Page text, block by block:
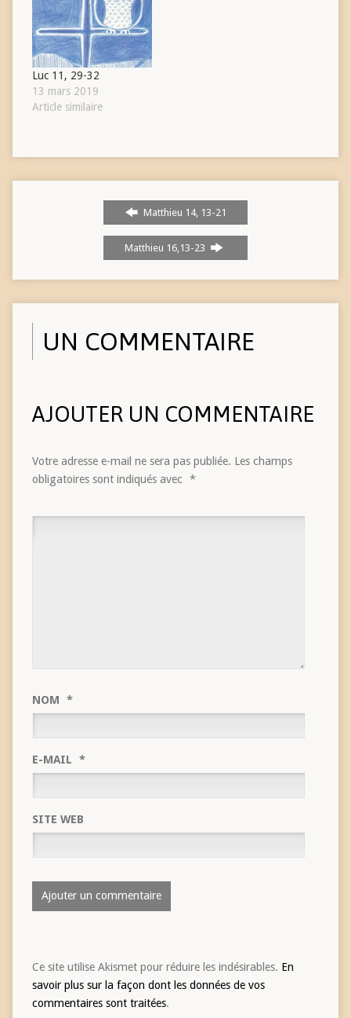
Luc 11, 29-32
13 mars 2019
Article similaire
Matthieu 14, 13-21
Matthieu 16,13-23
UN COMMENTAIRE
AJOUTER UN COMMENTAIRE
Votre adresse e-mail ne sera pas publiée. Les champs
obligatoires sont indiqués avec *
NOM *
E-MAIL *
SITE WEB
Ce site utilise Akismet pour réduire les indésirables. En
savoir plus sur la façon dont les données de vos
commentaires sont traitées.